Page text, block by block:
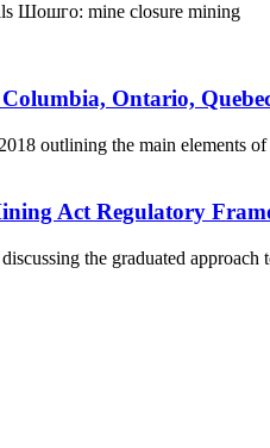
Шошго: mine closure mining
Ontario,
outlining the main elements
Act Regulatory
the graduated